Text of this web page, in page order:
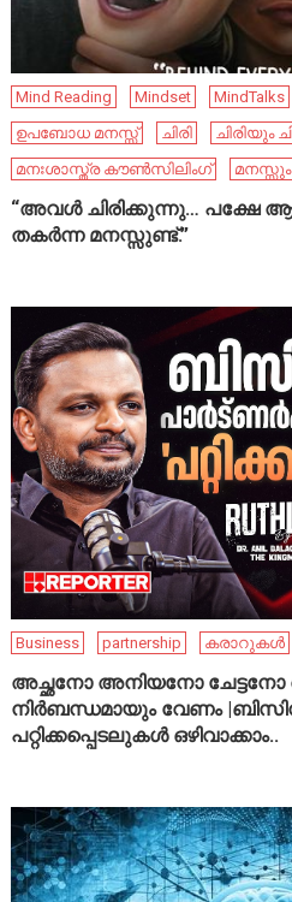
Mind Reading Mindset MindTalks
ഉപബോധ മനസ്സ്
ചിരി ചിരിയും
മനഃശാസ്ത്ര കൗൺസിലിംഗ്
“അവൾ ചിരിക്കുന്നു… പക്ഷേ ആ
തകർന്ന മനസ്സുണ്ട്.”
Business partnership കരാറുകൾ
അച്ഛനോ അനിയനോ ചേട്ടനോ
നിർബന്ധമായും വേണം
പറ്റിക്കപ്പെടലുകൾ ഒഴിവാക്കാം..